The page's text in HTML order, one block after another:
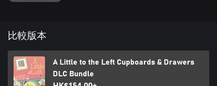
比較版本
A Little to the Left Cupboards & Drawers
DLC Bundle